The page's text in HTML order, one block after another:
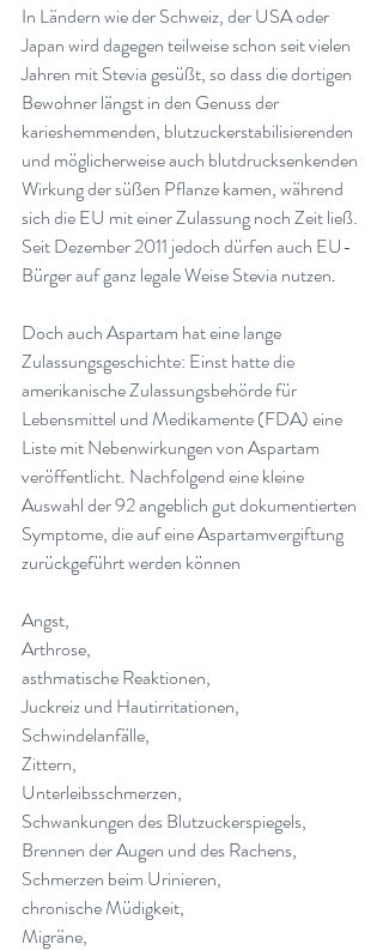
In Ländern wie der Schweiz, der USA oder
Japan wird dagegen teilweise schon seit vielen
Jahren mit Stevia gesüßt, so dass die dortigen
Bewohner längst in den Genuss der
karieshemmenden, blutzuckerstabilisierenden
und möglicherweise auch blutdrucksenkenden
Wirkung der süßen Pflanze kamen, während
sich die EU mit einer Zulassung noch Zeit ließ.
Seit Dezember 2011 jedoch dürfen auch EU-
Bürger auf ganz legale Weise Stevia nutzen.
Doch auch Aspartam hat eine lange
Zulassungsgeschichte: Einst hatte die
amerikanische Zulassungsbehörde für
Lebensmittel und Medikamente (FDA) eine
Liste mit Nebenwirkungen von Aspartam
veröffentlicht. Nachfolgend eine kleine
Auswahl der 92 angeblich gut dokumentierten
Symptome, die auf eine Aspartamvergiftung
zurückgeführt werden können
Angst,
Arthrose,
asthmatische Reaktionen,
Juckreiz und Hautirritationen,
Schwindelanfälle,
Zittern,
Unterleibsschmerzen,
Schwankungen des Blutzuckerspiegels,
Brennen der Augen und des Rachens,
Schmerzen beim Urinieren,
chronische Müdigkeit,
Migräne,